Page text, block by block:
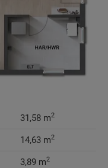
31,58 m2
14,63 m2
3,89 m2